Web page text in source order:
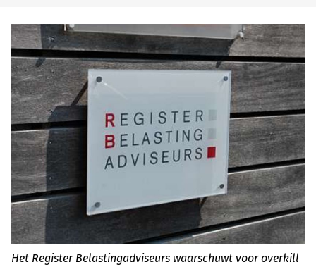
Het Register Belastingadviseurs waarschuwt voor overkill